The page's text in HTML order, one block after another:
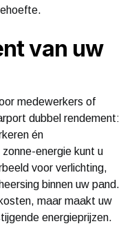
van uw
medewerkers of
dubbel rendement:
én
energie kunt u
voor verlichting,
binnen uw pand.
maar maakt uw
energieprijzen.